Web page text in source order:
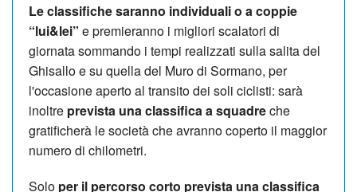
Le classifiche saranno individuali o a coppie
“lui&lei” e premieranno i migliori scalatori di
giornata sommando i tempi realizzati sulla salita del
Ghisallo e su quella del Muro di Sormano, per
l'occasione aperto al transito dei soli ciclisti: sarà
inoltre prevista una classifica a squadreche
gratificherà le società che avranno coperto il maggior
numero di chilometri.
Solo per il percorso corto prevista una classifica